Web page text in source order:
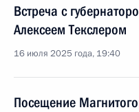
Встреча с
Алексеем Текслером
16 июля 2025 года, 19:40
Посещение